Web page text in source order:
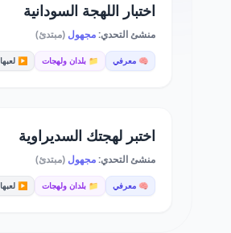
اختبار اللهجة السودانية
منشئ التحدي:مجهول (مبتدئ)
🧠 معرفي 📁 بلدان ولهجات ▶️ لعبها 4,428
اختبر لهجتك السديراوية
منشئ التحدي:مجهول (مبتدئ)
🧠 معرفي 📁 بلدان ولهجات ▶️ لعبها 435